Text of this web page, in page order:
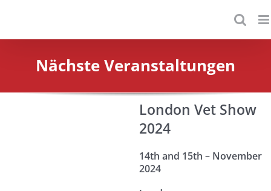
contenido
Nächste Veranstaltungen
London Vet Show
2024
14th and 15th – November
2024